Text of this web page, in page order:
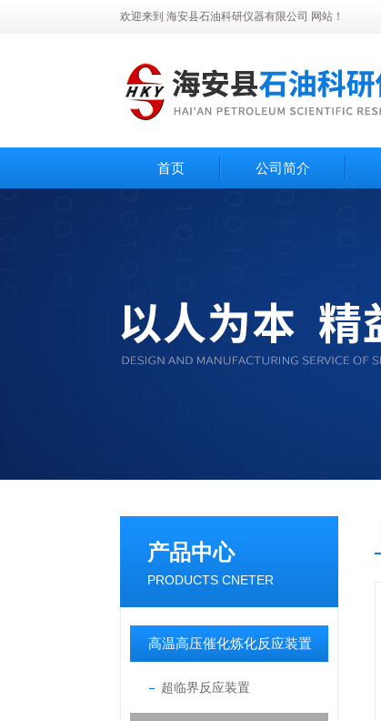
欢迎来到 海安县石油科研仪器有限公司 网站！
首页 公司简介
产品中心
PRODUCTS CNETER
高温高压催化炼化反应装置
超临界反应装置